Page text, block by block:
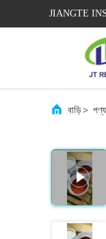
JIANGTE
বাড়ি> পণ্য